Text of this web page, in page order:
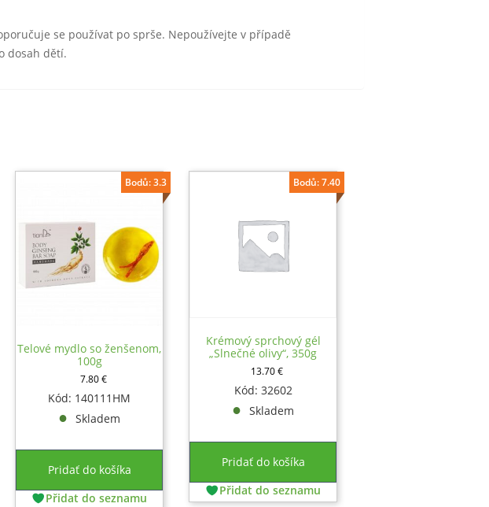
se používat po sprše. Nepoužívejte v případě
dosah dětí.
Telové mydlo so ženšenom,
100g
7.80€
Bodů: 3.3
Kód: 140111HM
Skladem
Pridať do košíka
Přidat do seznamu
Krémový sprchový gél
„Slnečné olivy“, 350g
13.70€
Bodů: 7.40
Kód: 32602
Skladem
Pridať do košíka
Přidat do seznamu